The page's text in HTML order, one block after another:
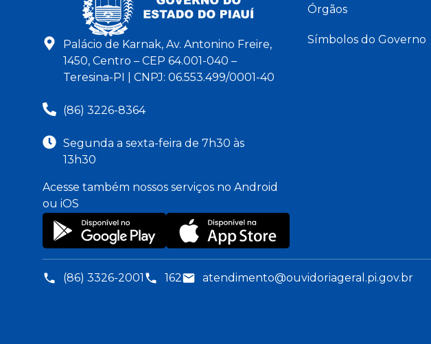
Palácio de Karnak, Av. Antonino Freire,
1450, Centro – CEP 64.001-040 –
Teresina-PI | CNPJ: 06.553.499/0001-40
(86) 3226-8364
Segunda a sexta-feira de 7h30 às
13h30
Acesse também nossos serviços no Android
ou iOS
Órgãos
Símbolos do Governo
(86) 3326-2001 162 atendimento@ouvidoriageral.pi.gov.br